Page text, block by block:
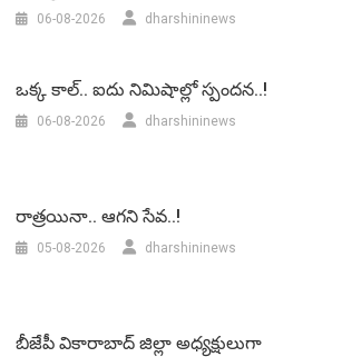
06-08-2026 dharshininews
ఒక్క కాల్.. ఐదు నిమిషాల్లో స్పందన..!
06-08-2026 dharshininews
రాత్రయినా.. ఆగని సేవ..!
05-08-2026 dharshininews
బీజేపీ వికారాబాద్‌ జిల్లా అధ్యక్షులుగా